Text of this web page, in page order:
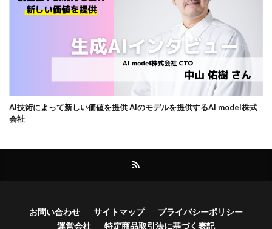
AI技術によって新しい価値を提供 AIのモデルを提供するAI model株式
会社
お問い合わせ サイトマップ
プライバシーポリシー
運営会社
特定商品取引法に基づく表記